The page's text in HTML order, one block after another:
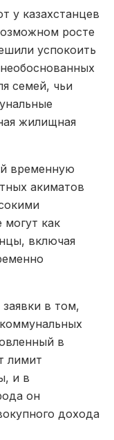
у казахстанцев
росте
успокоить
семей, чьи
жилищная
временную
акиматов
как
включая
в том,
в
лимит
и в
он
дохода